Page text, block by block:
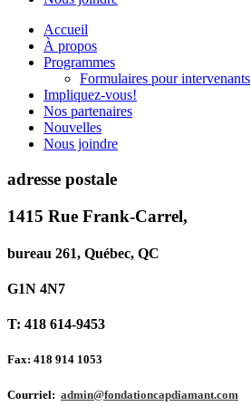
Accueil
À propos
Programmes
Formulaires pour intervenants
Impliquez-vous!
Nos partenaires
Nouvelles
Nous joindre
adresse postale
1415 Rue Frank-Carrel,
bureau 261, Québec, QC
G1N 4N7
T: 418 614-9453
Fax: 418 914 1053
Courriel: admin@fondationcapdiamant.com